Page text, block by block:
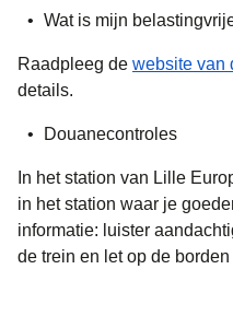
Wat is mijn
Raadpleeg de website van
details.
Douanecontroles
In het station van Lille
in het station waar je
informatie: luister
de trein en let op de